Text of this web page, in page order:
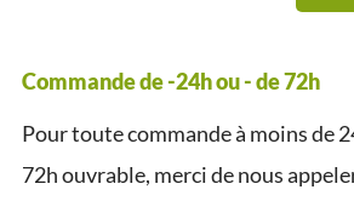
Commande de -24h ou - de 72h
Pour toute commande à moins de
72h ouvrable, merci de nous